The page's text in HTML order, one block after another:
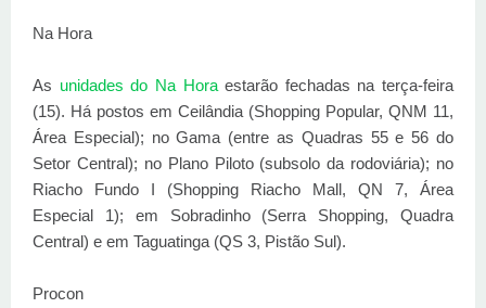
Na Hora
As unidades do Na Horaestarão fechadas na terça-feira
(15). Há postos em Ceilândia (Shopping Popular, QNM 11,
Área Especial); no Gama (entre as Quadras 55 e 56 do
Setor Central); no Plano Piloto (subsolo da rodoviária); no
Riacho Fundo I (Shopping Riacho Mall, QN 7, Área
Especial 1); em Sobradinho (Serra Shopping, Quadra
Central) e em Taguatinga (QS 3, Pistão Sul).
Procon